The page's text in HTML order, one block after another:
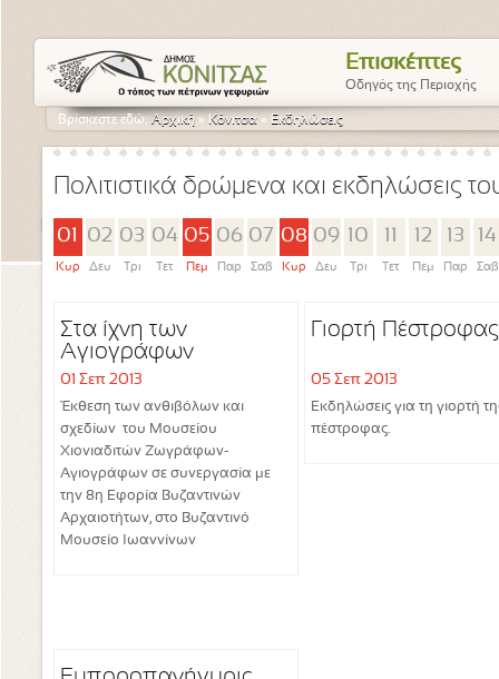
Επισκέπτες
Οδηγός της Περιοχής
Βρίσκεστε εδώ:Αρχική » Κόνιτσα » Εκδηλώσεις
Πολιτιστικά δρώμενα και εκδηλώσεις
01
Κυρ
02
Δευ
03
Τρι
04
Τετ
05
Πεμ
06
Παρ
07
Σαβ
08
Κυρ
09
Δευ
10
Τρι Τετ
12
Πεμ
13
Παρ
14
Σαβ
Στα ίχνη των
Αγιογράφων
01 Σεπ 2013
Έκθεση των ανθιβόλων και
σχεδίων του Μουσείου
Χιονιαδιτών Ζωγράφων-
Αγιογράφων σε συνεργασία με
την 8η Εφορία Βυζαντινών
Αρχαιοτήτων, στο Βυζαντινό
Μουσείο Ιωαννίνων
Γιορτή Πέστροφας
05 Σεπ 2013
Εκδηλώσεις για τη γιορτή
πέστροφας.